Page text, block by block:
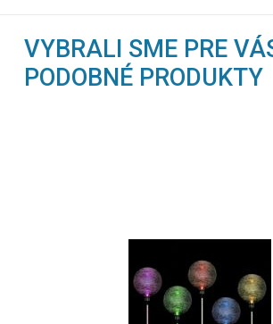
VYBRALI SME PRE
PODOBNÉ PRODUKTY